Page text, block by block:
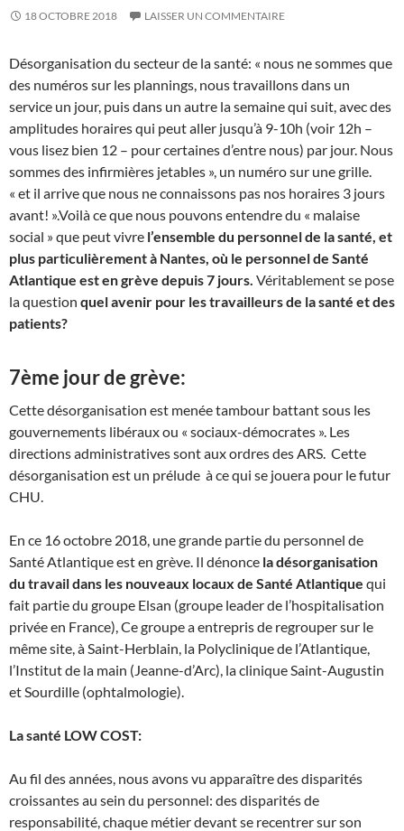
18 OCTOBRE 2018 LAISSER UN COMMENTAIRE
Désorganisation du secteur de la santé: « nous ne sommes que
des numéros sur les plannings, nous travaillons dans un
service un jour, puis dans un autre la semaine qui suit, avec des
amplitudes horaires qui peut aller jusqu’à 9-10h (voir 12h –
vous lisez bien 12 – pour certaines d’entre nous) par jour. Nous
sommes des infirmières jetables », un numéro sur une grille.
« et il arrive que nous ne connaissons pas nos horaires 3 jours
avant! ».Voilà ce que nous pouvons entendre du « malaise
social » que peut vivre l’ensemble du personnel de la santé, et
plus particulièrement à Nantes, où le personnel de Santé
Atlantique est en grève depuis 7 jours. Véritablement se pose
la question quel avenir pour les travailleurs de la santé et des
patients?
7ème jour de grève:
Cette désorganisation est menée tambour battant sous les
gouvernements libéraux ou « sociaux-démocrates ». Les
directions administratives sont aux ordres des ARS. Cette
désorganisation est un prélude à ce qui se jouera pour le futur
CHU.
En ce 16 octobre 2018, une grande partie du personnel de
Santé Atlantique est en grève. Il dénonce la désorganisation
du travail dans les nouveaux locaux de Santé Atlantique qui
fait partie du groupe Elsan (groupe leader de l’hospitalisation
privée en France), Ce groupe a entrepris de regrouper sur le
même site, à Saint-Herblain, la Polyclinique de l’Atlantique,
l’Institut de la main (Jeanne-d’Arc), la clinique Saint-Augustin
et Sourdille (ophtalmologie).
La santé LOW COST:
Au fil des années, nous avons vu apparaître des disparités
croissantes au sein du personnel: des disparités de
responsabilité, chaque métier devant se recentrer sur son